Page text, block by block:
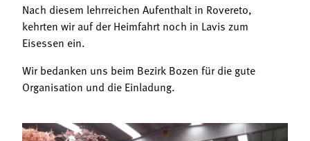
Nach diesem lehrreichen Aufenthalt in Rovereto,
kehrten wir auf der Heimfahrt noch in Lavis zum
Eisessen ein.
Wir bedanken uns beim Bezirk Bozen für die gute
Organisation und die Einladung.